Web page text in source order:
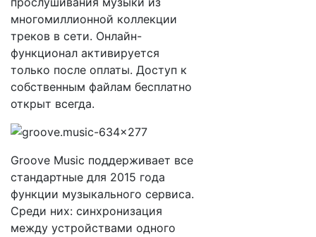
многомиллионной коллекции
треков в сети. Онлайн-
функционал активируется
только после оплаты. Доступ к
собственным файлам бесплатно
открыт всегда.
Groove Music поддерживает все
стандартные для 2015 года
функции музыкального сервиса.
Среди них: синхронизация
между устройствами одного